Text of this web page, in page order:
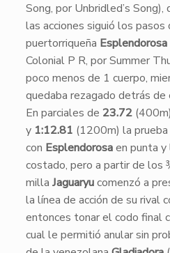
Song, por Unbridled’s
las acciones siguió los pasos
puertorriqueña Esplendorosa
Colonial P R, por Summer
poco menos de 1 cuerpo,
quedaba rezagado detrás de
En parciales de 23.72
y 1:12.81 (1200m) la
con Esplendorosaen punta y
costado, pero a partir de los
milla Jaguaryucomenzó a
la línea de acción de su rival
entonces tonar el codo final
cual le permitió anular sin